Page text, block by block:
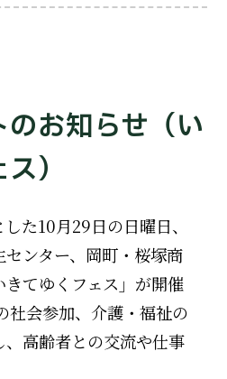
お知らせ（い
）
た10月29日の日曜日、
センター、岡町・桜塚商
てゆくフェス」が開催
社会参加、介護・福祉の
高齢者との交流や仕事